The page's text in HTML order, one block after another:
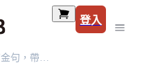
登入
一次 Get 10個財富金句，帶你邁向財務自由